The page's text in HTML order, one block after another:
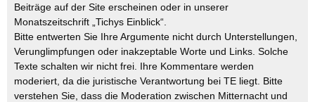
Beiträge auf der Site erscheinen oder in unserer
Monatszeitschrift „Tichys Einblick“.
Bitte entwerten Sie Ihre Argumente nicht durch Unterstellungen,
Verunglimpfungen oder inakzeptable Worte und Links. Solche
Texte schalten wir nicht frei. Ihre Kommentare werden
moderiert, da die juristische Verantwortung bei TE liegt. Bitte
verstehen Sie, dass die Moderation zwischen Mitternacht und